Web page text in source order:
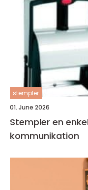
stempler
01. June 2026
Stempler en enkel løsning til tydelig
kommunikation